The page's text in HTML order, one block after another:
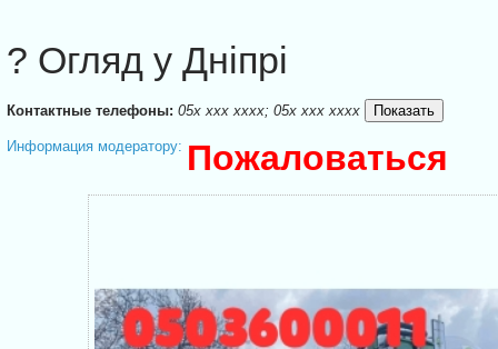
? Огляд у Дніпрі
Контактные телефоны: 05x xxx xxxx; 05x xxx xxxx
Информация модератору: Пожаловаться